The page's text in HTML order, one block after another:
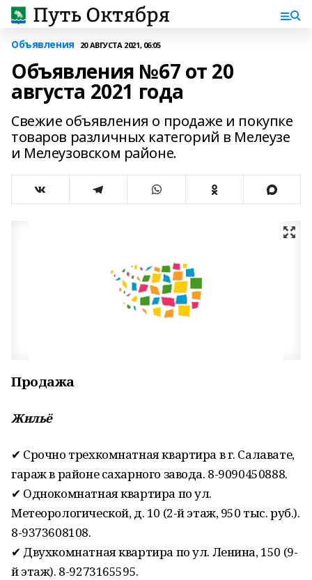
Объявления 20 АВГУСТА 2021, 06:05
Объявления №67 от 20
августа 2021 года
Свежие объявления о продаже и покупке
товаров различных категорий в Мелеузе
и Мелеузовском районе.
Продажа
Жильё
✔ Срочно трехкомнатная квартира в г. Салавате,
гараж в районе сахарного завода. 8-9090450888.
✔ Однокомнатная квартира по ул.
Метеорологической, д. 10 (2-й этаж, 950 тыс. руб.).
8-9373608108.
✔ Двухкомнатная квартира по ул. Ленина, 150 (9-
й этаж). 8-9273165595.